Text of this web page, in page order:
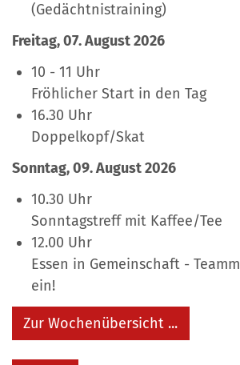
(Gedächtnistraining)
Freitag, 07. August 2026
10 - 11 Uhr
Fröhlicher Start in den Tag
16.30 Uhr
Doppelkopf/Skat
Sonntag, 09. August 2026
10.30 Uhr
Sonntagstreff mit Kaffee/Tee
12.00 Uhr
Essen in Gemeinschaft -
ein!
Zur Wochenübersicht ...